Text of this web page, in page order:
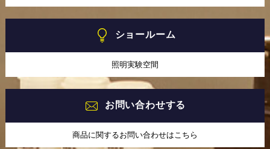
ショールーム
照明実験空間
お問い合わせする
商品に関するお問い合わせはこちら